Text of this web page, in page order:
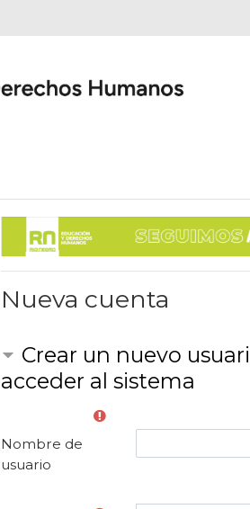
Nueva cuenta
Crear un nuevo
acceder al sistema
Nombre de
usuario